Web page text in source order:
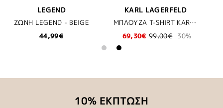
ΜΠΛΟΥΖΑ T-SHIRT KARL LAGERFELD - 690 ΜΠΛΕ
MALAGRIDA
ΠΛΕΚΤΗ ΜΠΛΟΥΖΑ MALAGRIDA - 307 ΜΠΕΖ
90,97€
10% ΕΚΠΤΩΣΗ